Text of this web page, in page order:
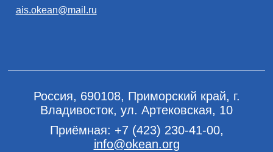
ais.okean@mail.ru
Россия, 690108, Приморский край, г.
Владивосток, ул. Артековская, 10
Приёмная: +7 (423) 230-41-00,
info@okean.org